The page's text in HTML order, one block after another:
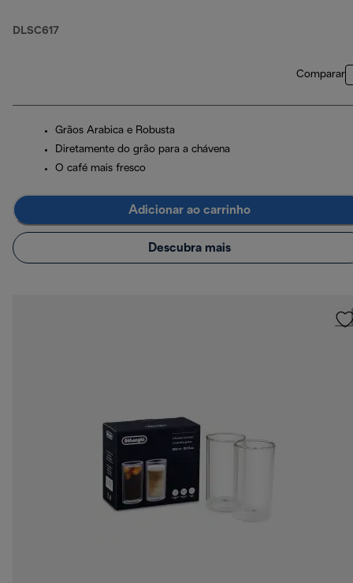
DLSC617
Comparar
Grãos Arabica e Robusta
Diretamente do grão para a chávena
O café mais fresco
Adicionar ao carrinho
Descubra mais